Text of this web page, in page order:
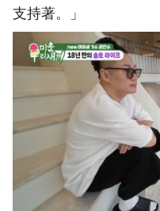
支持著。」